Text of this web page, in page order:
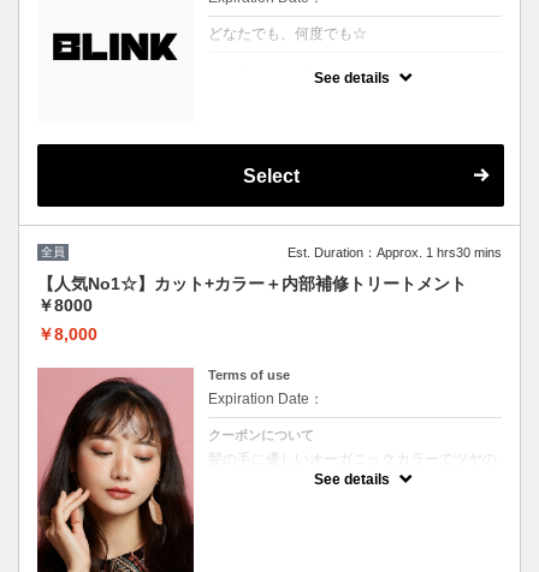
どなたでも、何度でも☆
提案させていただきます！
ボタンをご選択ください。
※縮毛矯正を悩まれている方は必ず縮毛矯正
ボタンをご選択ください。
See details
Select
全員 Est. Duration：Approx. 1 hrs30 mins
【人気No1☆】カット+カラー＋内部補修トリートメント
￥8000
￥8,000
Terms of use
Expiration Date：
クーポンについて
髪の毛に優しいオーガニックカラーでツヤの
ある質感★内部補修トリートメント付 ★白髪
See details